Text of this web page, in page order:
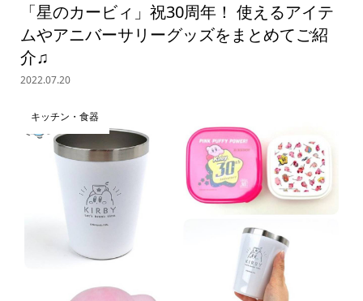
「星のカービィ」祝30周年！ 使えるアイテ
ムやアニバーサリーグッズをまとめてご紹
介♫
2022.07.20
キッチン・食器